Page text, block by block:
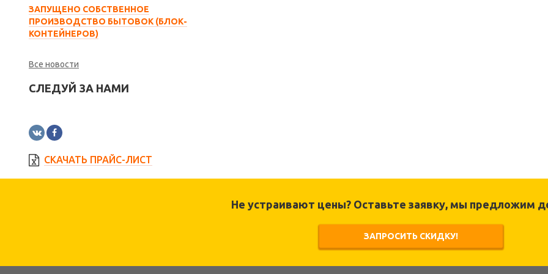
ЗАПУЩЕНО СОБСТВЕННОЕ
ПРОИЗВОДСТВО БЫТОВОК (БЛОК-
КОНТЕЙНЕРОВ)
Все новости
СЛЕДУЙ ЗА НАМИ
СКАЧАТЬ ПРАЙС-ЛИСТ
Не устраивают цены? Оставьте заявку, мы предложим
ЗАПРОСИТЬ СКИДКУ!